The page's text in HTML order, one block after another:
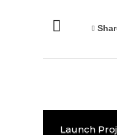
Launch